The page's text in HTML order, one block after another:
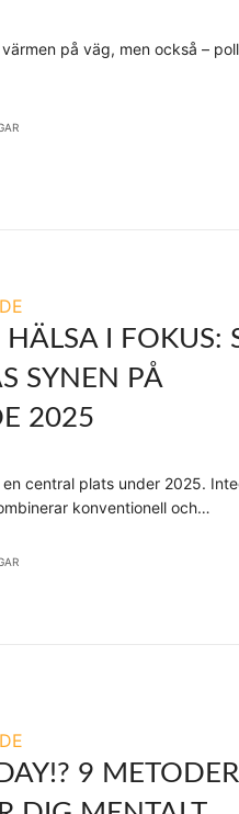
på väg, men också –
HÄLSA I FOKUS:
SYNEN PÅ
2025
en central plats under 2025.
konventionell och…
9 METODER